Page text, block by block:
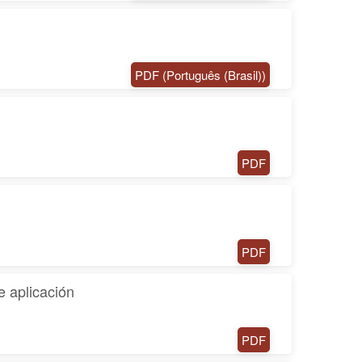
PDF (Português (Brasil))
PDF
PDF
aplicación
PDF